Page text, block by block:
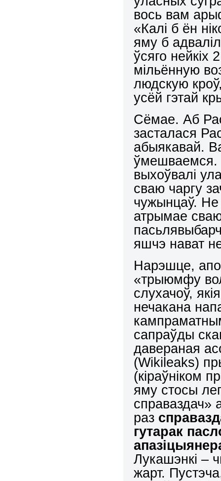
вось вам
«Калі б ён
яму б
ўсяго
мільённую
людскую
усёй гэтай
Сёмае. Аб
засталася
абыякавай.
ўмешваемся.
выхоўвалі
сваю чаргу
чужынцаў.
атрымае
яшчэ нават
Нарэшце,
«трыюмфу
слухачоў,
нечакана
сапраўды
давераная
(Wikileaks)
(кіраўніком
яму стосы
справаздач»
раз
гутарак
Лукашэнкі –
жарт.